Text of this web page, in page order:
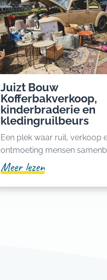
Juizt Bouw
Kofferbakverkoop,
kinderbraderie en
kledingruilbeurs
Een plek waar ruil, verkoop
ontmoeting mensen
Meer lezen